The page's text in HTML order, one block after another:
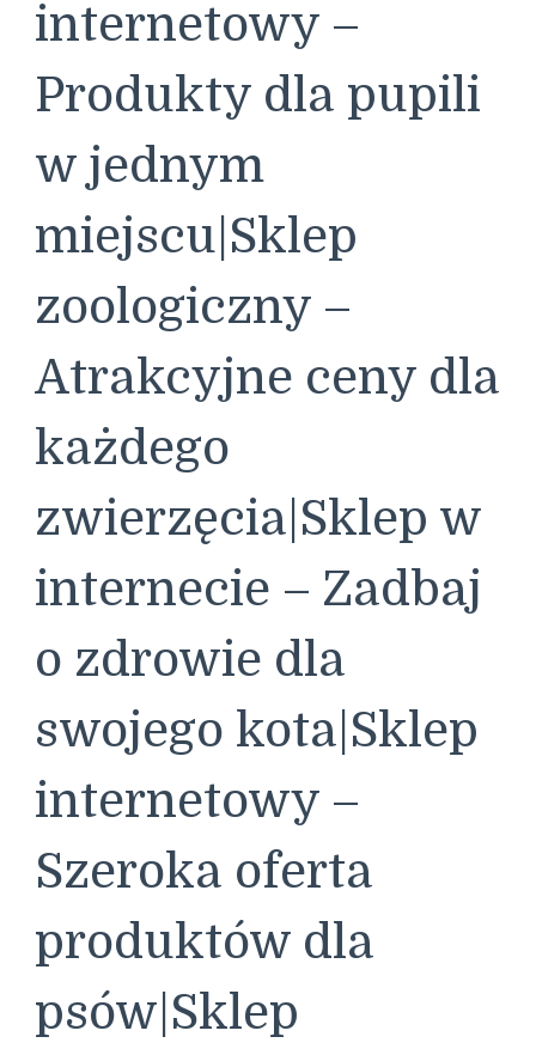
internetowy –
Produkty dla pupili
w jednym
miejscu|Sklep
zoologiczny –
Atrakcyjne ceny dla
każdego
zwierzęcia|Sklep w
internecie – Zadbaj
o zdrowie dla
swojego kota|Sklep
internetowy –
Szeroka oferta
produktów dla
psów|Sklep